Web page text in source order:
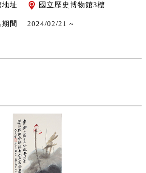
地址 國立歷史博物館3樓
期間 2024/02/21 ~